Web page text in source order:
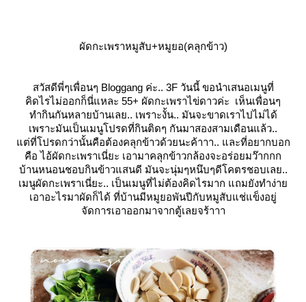
ผัดกะเพราหมูสับ+หมูยอ(คลุกข้าว)
สวัสดีพี่ๆเพื่อนๆ Bloggang ค่ะ.. 3F วันนี้ ขอนำเสนอเมนูที่
คิดไรไม่ออกก็นี่แหละ 55+ ผัดกะเพราไข่ดาวค่ะ เห็นเพื่อนๆ
ทำกินกันหลายบ้านเลย.. เพราะงั้น.. มันจะขาดเราไปไม่ได้
เพราะมันเป็นเมนูโปรดที่กินติดๆ กันมาสองสามเดือนแล้ว..
ต่ที่โปรดกว่านั้นคือต้องคลุกข้าวด้วยนะค้าาา.. และที่อยากบอก
คือ ไอ้ผัดกะเพราเนี่ยะ เอามาคลุกข้าวกล้องจะอร่อยมว๊ากกก
บ้านหนอนชอบกินข้าวแสนดี มันจะนุ่มๆหนึบๆดีโคตรชอบเลย..
เมนูผัดกะเพราเนี่ยะ.. เป็นเมนูที่ไม่ต้องคิดไรมาก แถมยังทำง่า
เอาอะไรมาผัดก็ได้ ที่บ้านมีหมูยอพันปีกับหมูสับแช่แข็งอยู่
จัดการเอาออกมาจากตู้เลยจร้าาา